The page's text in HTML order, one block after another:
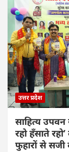
उत्तर प्रदेश
साहित्य
रहो हॅंसाते
फुहारों से